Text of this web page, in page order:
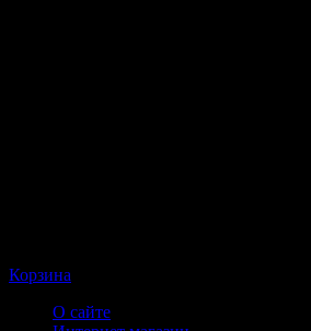
Корзина
О сайте